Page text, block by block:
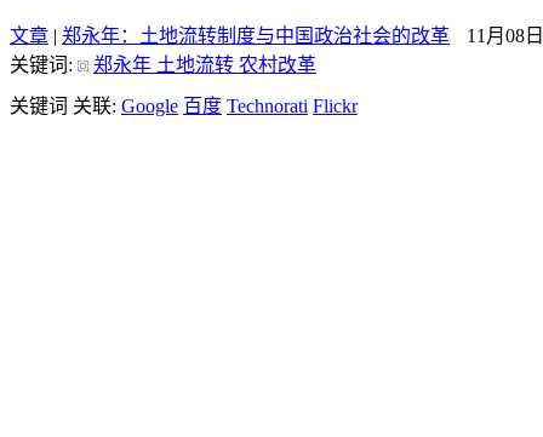
文章 | 郑永年：土地流转制度与中国政治社会的改革
11月08日
关键词:
郑永年 土地流转 农村改革
关键词 关联: Google 百度 Technorati Flickr